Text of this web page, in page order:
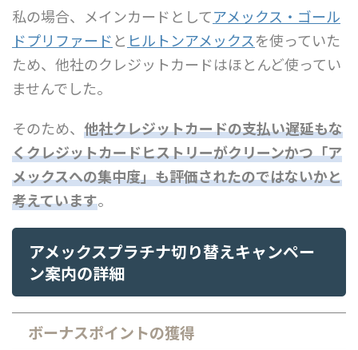
私の場合、メインカードとしてアメックス・ゴール
ドプリファードと ヒルトンアメックスを使っていた
ため、他社のクレジットカードはほとんど使ってい
ませんでした。
そのため、 他社クレジットカードの支払い遅延もな
くクレジットカードヒストリーがクリーンかつ「ア
メックスへの集中度」も評価されたのではないかと
考えています。
アメックスプラチナ切り替えキャンペー
ン案内の詳細
ボーナスポイントの獲得